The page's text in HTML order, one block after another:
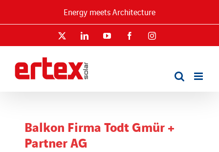
Energy meets Architecture
LinkedInYouTube FacebookInstagram
Balkon Firma Todt Gmür +
Partner AG